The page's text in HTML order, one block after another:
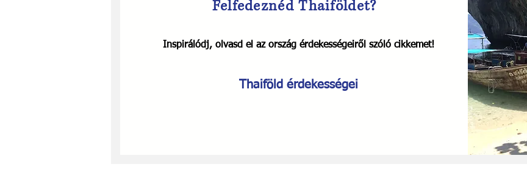
Felfedeznéd Thaiföldet?
Inspirálódj, olvasd el az ország érdekességeiről szóló cikkemet!
Thaiföld érdekességei